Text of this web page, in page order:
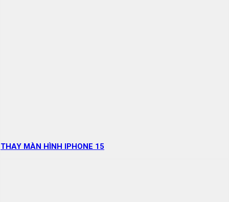
THAY MÀN HÌNH IPHONE 15